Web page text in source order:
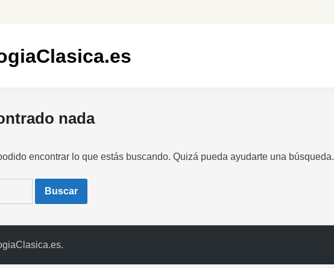
nada
encontrar lo que estás buscando. Quizá pueda ayudarte una búsqueda.
.